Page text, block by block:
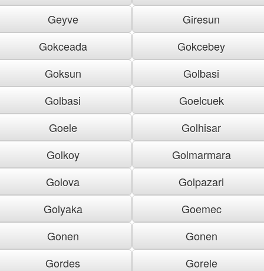
Geyve
Giresun
Gokceada
Gokcebey
Goksun
Golbasi
Golbasi
Goelcuek
Goele
Golhisar
Golkoy
Golmarmara
Golova
Golpazari
Golyaka
Goemec
Gonen
Gonen
Gordes
Gorele